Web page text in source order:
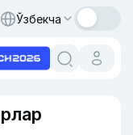
Ўзбекча